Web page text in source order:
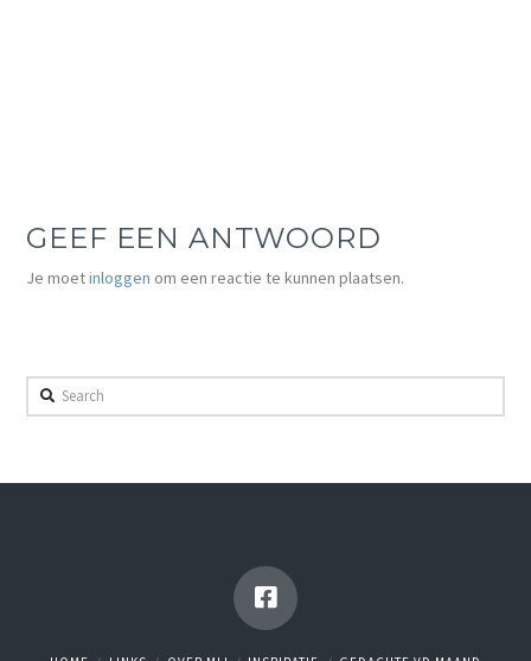
GEEF EEN ANTWOORD
Je moetinloggen om een reactie te kunnen plaatsen.
Search